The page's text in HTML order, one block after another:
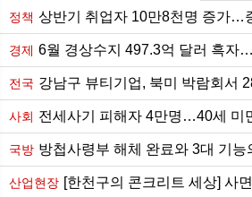
정책 상반기 취업자 10만8천명 증가…증가폭
경제 6월 경상수지 497.3억 달러 흑자
전국 강남구 뷰티기업, 북미 박람회서
사회 전세사기 피해자 4만명…40세 미만
국방 방첩사령부 해체 완료와 3대 기능의
산업현장 [한천구의 콘크리트 세상] 사